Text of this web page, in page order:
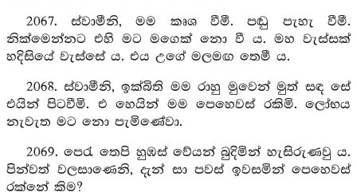
2067. ස්වාමීනි, මම කෘශ වීමී. පඬු පැහැ වීමී.
නික්මෙන්නට එහි මට මගෙක් නො වී ය. මහ වැස්සක්
හදිසියේ වැස්සේ ය. එය උගේ මලමඟ තෙමී ය.
2068. ස්වාමීනි, ඉක්බිති මම රාහු මුවෙන් මුත් සඳ සේ
එයින් පිටවීමි. එ හෙයින් මම පෙහෙවස් රකිමි. ලෝභය
නැවැත මට නො පැමිණේවා.
2069. පෙරැ තෙපි හුඹස් වේයන් බුදිමින් හැසිරුණවු ය.
පින්වත් වලසාණෙනි, දැන් සා පවස් ඉවසමින් පෙහෙවස්
රක්නේ කිම?